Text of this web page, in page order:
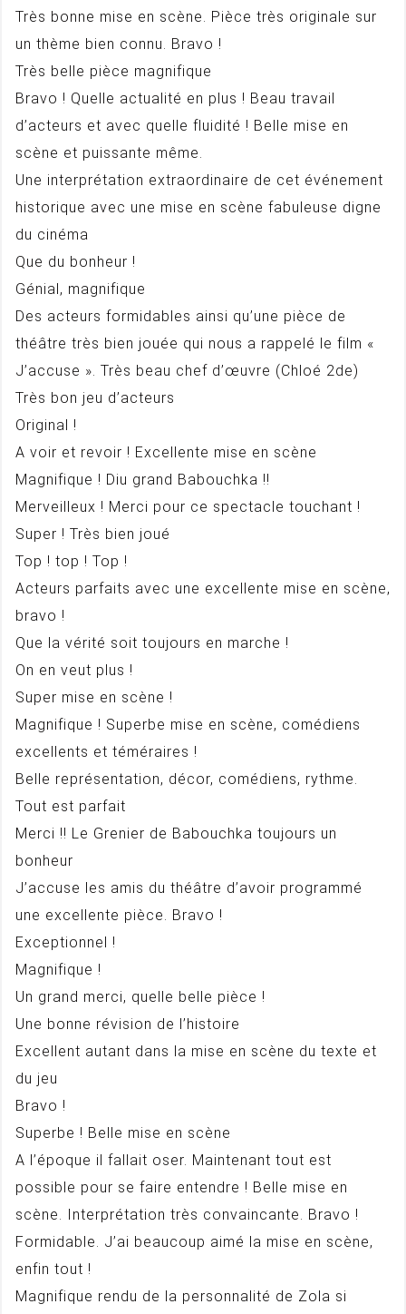
Très bonne mise en scène. Pièce très originale sur
un thème bien connu. Bravo !
Très belle pièce magnifique
Bravo ! Quelle actualité en plus ! Beau travail
d’acteurs et avec quelle fluidité ! Belle mise en
scène et puissante même.
Une interprétation extraordinaire de cet événement
historique avec une mise en scène fabuleuse digne
du cinéma
Que du bonheur !
Génial, magnifique
Des acteurs formidables ainsi qu’une pièce de
théâtre très bien jouée qui nous a rappelé le film «
J’accuse ». Très beau chef d’œuvre (Chloé 2de)
Très bon jeu d’acteurs
Original !
A voir et revoir ! Excellente mise en scène
Magnifique ! Diu grand Babouchka !!
Merveilleux ! Merci pour ce spectacle touchant !
Super ! Très bien joué
Top ! top ! Top !
Acteurs parfaits avec une excellente mise en scène,
bravo !
Que la vérité soit toujours en marche !
On en veut plus !
Super mise en scène !
Magnifique ! Superbe mise en scène, comédiens
excellents et téméraires !
Belle représentation, décor, comédiens, rythme.
Tout est parfait
Merci !! Le Grenier de Babouchka toujours un
bonheur
J’accuse les amis du théâtre d’avoir programmé
une excellente pièce. Bravo !
Exceptionnel !
Magnifique !
Un grand merci, quelle belle pièce !
Une bonne révision de l’histoire
Excellent autant dans la mise en scène du texte et
du jeu
Bravo !
Superbe ! Belle mise en scène
A l’époque il fallait oser. Maintenant tout est
possible pour se faire entendre ! Belle mise en
scène. Interprétation très convaincante. Bravo !
Formidable. J’ai beaucoup aimé la mise en scène,
enfin tout !
Magnifique rendu de la personnalité de Zola si